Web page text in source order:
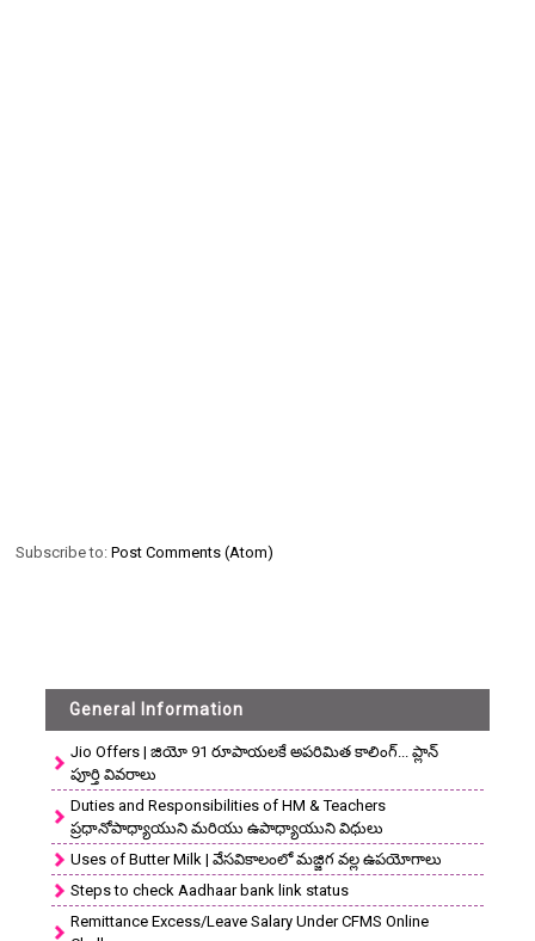
Subscribe to:Post Comments (Atom)
General Information
Jio Offers | జియో 91 రూపాయలకే అపరిమిత కాలింగ్... ప్లాన్
పూర్తి వివరాలు
Duties and Responsibilities of HM & Teachers
ప్రధానోపాధ్యాయుని మరియు ఉపాధ్యాయుని విధులు
Uses of Butter Milk | వేసవికాలంలో మజ్జిగ వల్ల ఉపయోగాలు
Steps to check Aadhaar bank link status
Remittance Excess/Leave Salary Under CFMS Online